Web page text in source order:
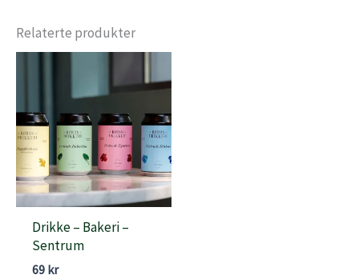
Relaterte produkter
Drikke – Bakeri –
Sentrum
69 kr